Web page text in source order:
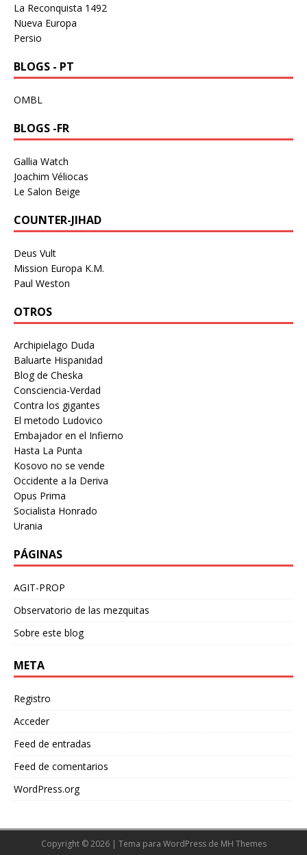
La Reconquista 1492
Nueva Europa
Persio
BLOGS - PT
OMBL
BLOGS -FR
Gallia Watch
Joachim Véliocas
Le Salon Beige
COUNTER-JIHAD
Deus Vult
Mission Europa K.M.
Paul Weston
OTROS
Archipielago Duda
Baluarte Hispanidad
Blog de Cheska
Consciencia-Verdad
Contra los gigantes
El metodo Ludovico
Embajador en el Infierno
Hasta La Punta
Kosovo no se vende
Occidente a la Deriva
Opus Prima
Socialista Honrado
Urania
PÁGINAS
AGIT-PROP
Observatorio de las mezquitas
Sobre este blog
META
Registro
Acceder
Feed de entradas
Feed de comentarios
WordPress.org
Copyright © 2026 | Tema para WordPress de MH Themes